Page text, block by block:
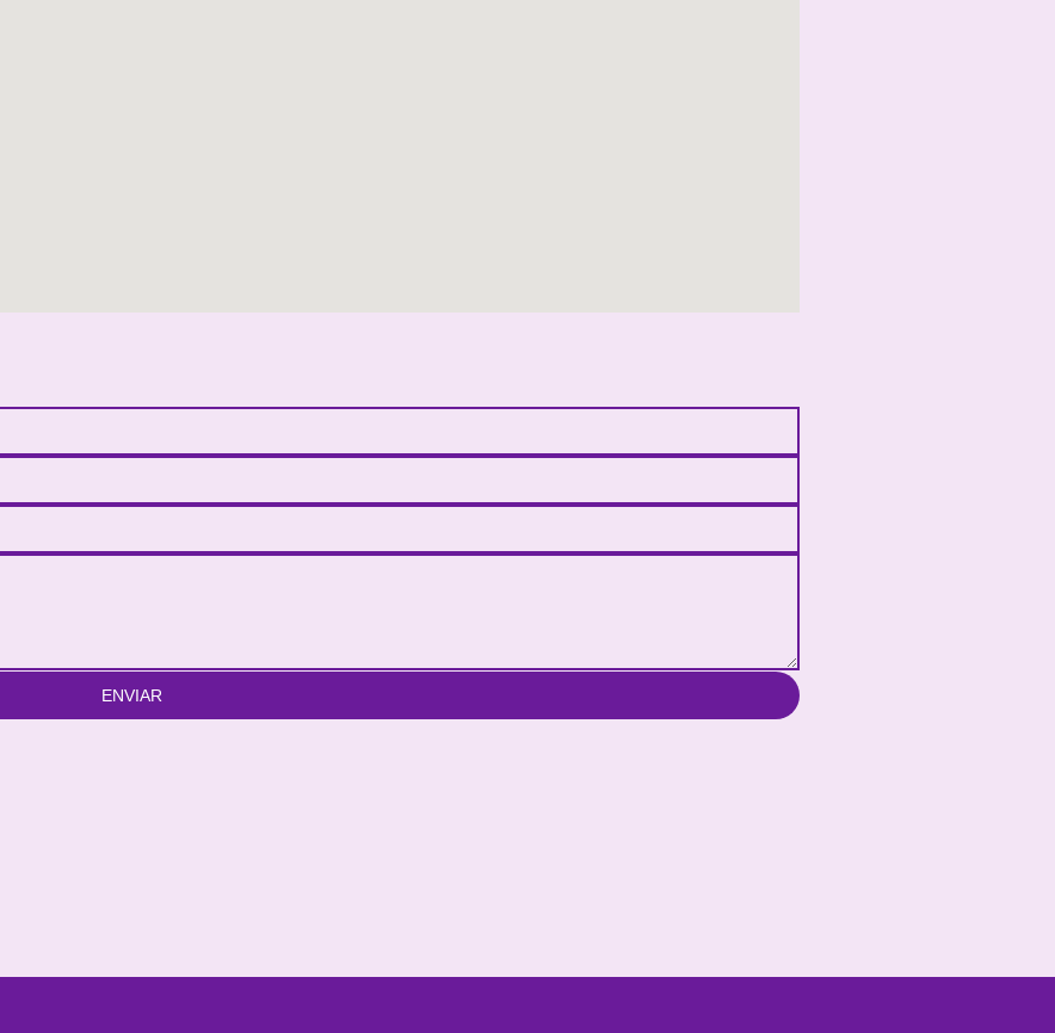
ENVIAR